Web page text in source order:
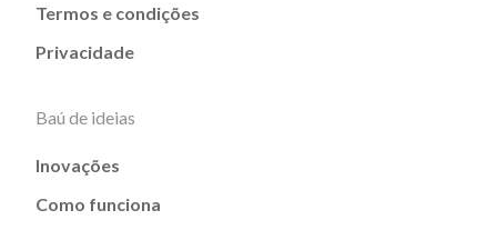
Termos e condições
Privacidade
Baú de ideias
Inovações
Como funciona